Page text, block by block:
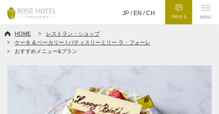
JP / EN /CH
予約する MENU
HOME
レストラン・ショップ
ケーキ & ベーカリー | パティスリーミリー ラ・フォーレ
おすすめメニュー&プラン